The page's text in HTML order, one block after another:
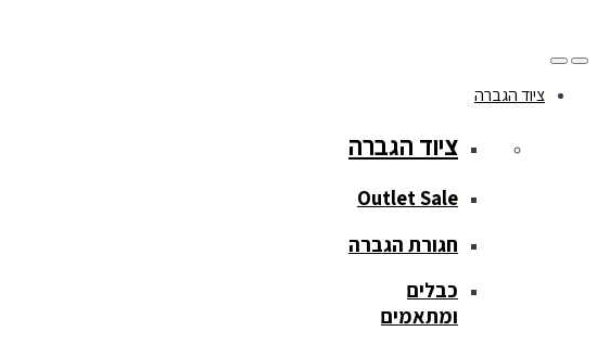
ציוד הגברה
ציוד הגברה
Outlet Sale
חגורת הגברה
כבלים
ומתאמים